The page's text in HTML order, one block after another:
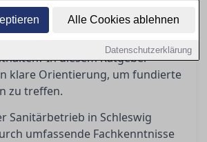
Alle Cookies ablehnen
Datenschutzerklärung
aus, die seine Kompetenz
woran erkennen Sie einen
In diesem Ratgeber
klare Orientierung, um fundierte
zu treffen.
Sanitärbetrieb in Schleswig
umfassende Fachkenntnisse